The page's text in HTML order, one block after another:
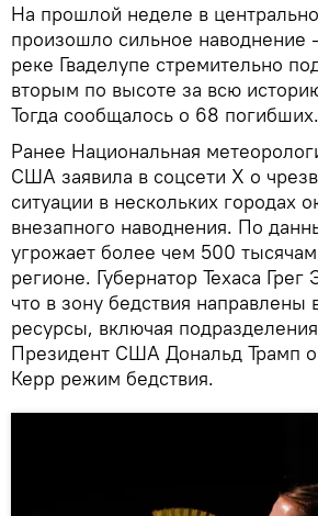
На прошлой неделе в
произошло сильное наводнение
реке Гваделупе стремительно
вторым по высоте за всю
Тогда сообщалось о 68 погибших.
Ранее Национальная
США заявила в соцсети X о
ситуации в нескольких городах
внезапного наводнения. По
угрожает более чем 500
регионе. Губернатор Техаса
что в зону бедствия направлены
ресурсы, включая
Президент США Дональд Трамп
Керр режим бедствия.